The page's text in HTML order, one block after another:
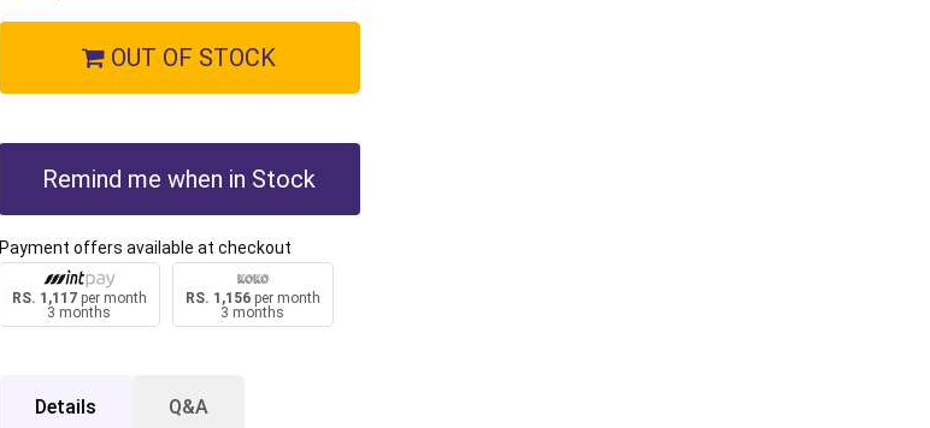
OUT OF STOCK
Remind me when in Stock
Payment offers available at checkout
RS. 1,117per month
3 months
RS. 1,156per month
3 months
Details Q&A